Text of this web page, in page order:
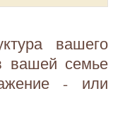
вашего
вашей семье
- или